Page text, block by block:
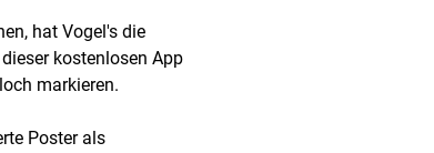
hat Vogel's die
kostenlosen App
markieren.
Poster als